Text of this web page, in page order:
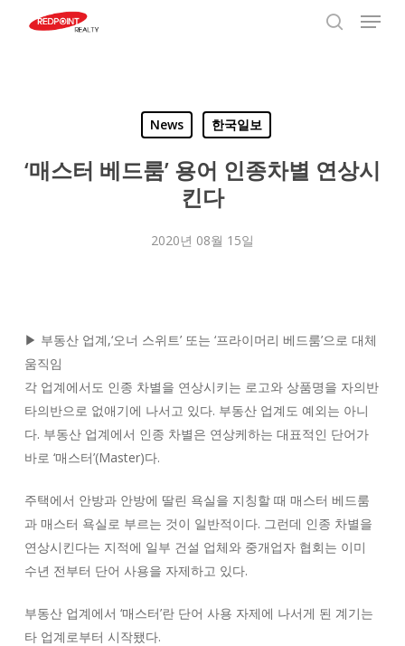
Menu
News 한국일보
‘매스터 베드룸’ 용어 인종차별 연상시
킨다
2020년 08월 15일
▶ 부동산 업계,‘오너 스위트’ 또는 ‘프라이머리 베드룸’으로 대체
움직임
각 업계에서도 인종 차별을 연상시키는 로고와 상품명을 자의반
타의반으로 없애기에 나서고 있다. 부동산 업계도 예외는 아니
다. 부동산 업계에서 인종 차별은 연상케하는 대표적인 단어가
바로 ‘매스터’(Master)다.
주택에서 안방과 안방에 딸린 욕실을 지칭할 때 매스터 베드룸
과 매스터 욕실로 부르는 것이 일반적이다. 그런데 인종 차별을
연상시킨다는 지적에 일부 건설 업체와 중개업자 협회는 이미
수년 전부터 단어 사용을 자제하고 있다.
부동산 업계에서 ‘매스터’란 단어 사용 자제에 나서게 된 계기는
타 업계로부터 시작됐다.